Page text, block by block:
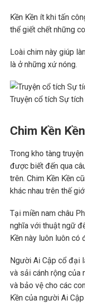
Kền Kền ít khi tấn
thể giết chết những
Loài chim này giúp
là ở những xứ nóng.
Truyện cổ tích Sự
Chim Kền
Trong kho tàng
được biết đến qua
trên. Chim Kền Kền
khác nhau trên thế
Tại miền nam châu
nghĩa với thuật ngữ
Kền này luôn luôn có
Người Ai Cập cổ đại
và sải cánh rộng của
và bảo vệ cho các
Kền của người Ai